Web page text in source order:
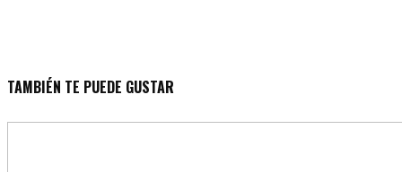
TAMBIÉN TE PUEDE GUSTAR